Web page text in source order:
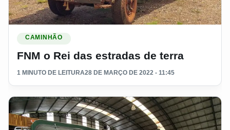
CAMINHÃO
FNM o Rei das estradas de terra
1 MINUTO DE LEITURA28 DE MARÇO DE 2022 - 11:45